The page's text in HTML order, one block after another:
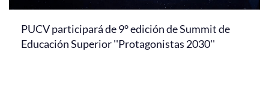
PUCV participará de 9° edición de Summit de
Educación Superior ''Protagonistas 2030''